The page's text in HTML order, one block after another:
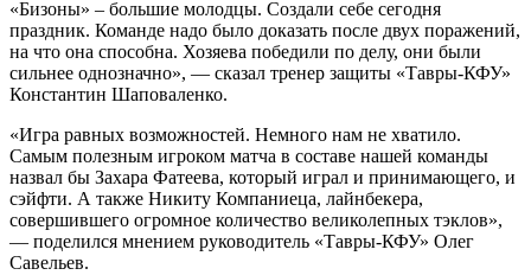
«Бизоны» – большие молодцы. Создали себе сегодня
праздник. Команде надо было доказать после двух поражений,
на что она способна. Хозяева победили по делу, они были
сильнее однозначно», — сказал тренер защиты «Тавры-КФУ»
Константин Шаповаленко.
«Игра равных возможностей. Немного нам не хватило.
Самым полезным игроком матча в составе нашей команды
назвал бы Захара Фатеева, который играл и принимающего, и
сэйфти. А также Никиту Компаниеца, лайнбекера,
совершившего огромное количество великолепных тэклов»,
— поделился мнением руководитель «Тавры-КФУ» Олег
Савельев.